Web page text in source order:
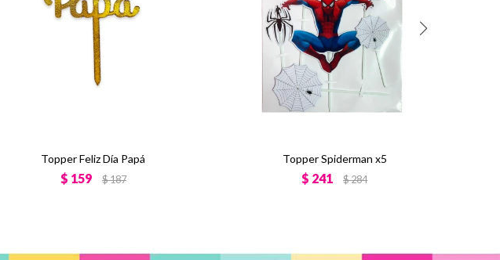
Topper Feliz Día Papá
$ 159 $187
Topper Spiderman x5
$ 241 $284